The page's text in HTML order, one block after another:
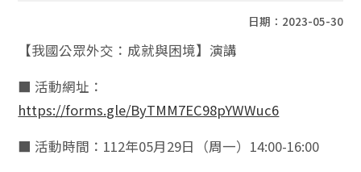
日期：2023-05-30
【我國公眾外交：成就與困境】演講
■ 活動網址：
https://forms.gle/ByTMM7EC98pYWWuc6
■ 活動時間：112年05月29日（周一）14:00-16:00